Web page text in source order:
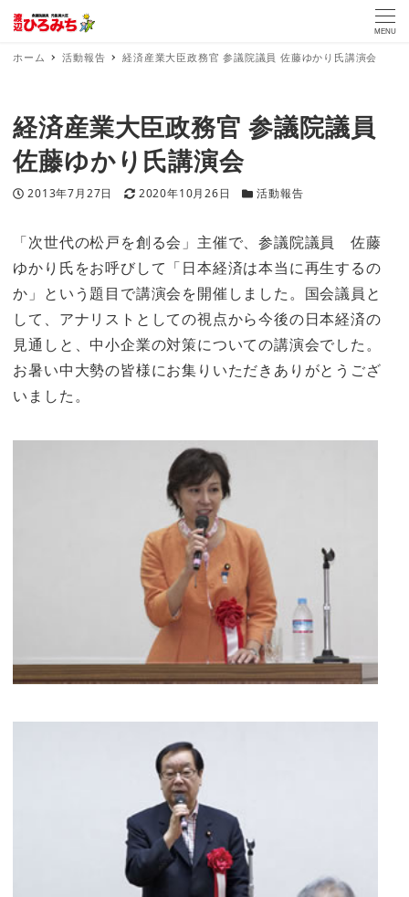
MENU
ホーム 活動報告 経済産業大臣政務官 参議院議員 佐藤ゆかり氏講演会
経済産業大臣政務官 参議院議員
佐藤ゆかり氏講演会
投稿日
2013年7月27日 更新日
2020年10月26日 カテゴリー
活動報告
「次世代の松戸を創る会」主催で、参議院議員 佐藤
ゆかり氏をお呼びして「日本経済は本当に再生するの
か」という題目で講演会を開催しました。国会議員と
して、アナリストとしての視点から今後の日本経済の
見通しと、中小企業の対策についての講演会でした。
お暑い中大勢の皆様にお集りいただきありがとうござ
いました。